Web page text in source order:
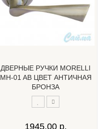
ДВЕРНЫЕ РУЧКИ MORELLI
MH-01 AB ЦВЕТ АНТИЧНАЯ
БРОНЗА
1945.00 р.